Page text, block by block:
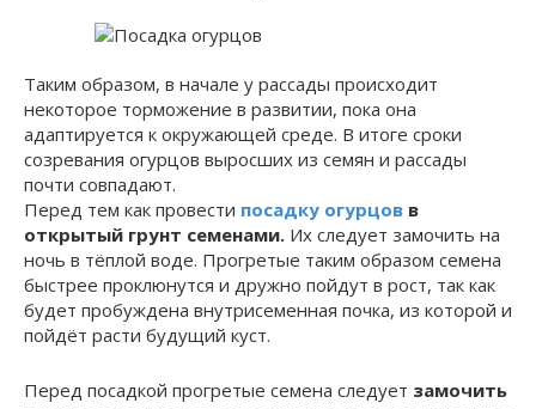
Таким образом, в начале у рассады происходит
некоторое торможение в развитии, пока она
адаптируется к окружающей среде. В итоге сроки
созревания огурцов выросших из семян и рассады
почти совпадают.
Перед тем как провести посадку огурцов в
открытый грунт семенами. Их следует замочить на
ночь в тёплой воде. Прогретые таким образом семена
быстрее проклюнутся и дружно пойдут в рост, так как
будет пробуждена внутрисеменная почка, из которой и
пойдёт расти будущий куст.
Перед посадкой прогретые семена следует замочить